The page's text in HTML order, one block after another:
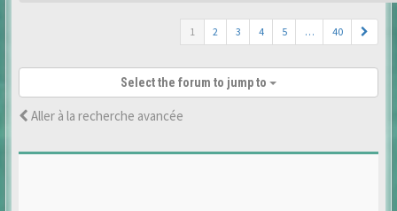
1 2 3 4 5 … 40
Select the forum to jump to
Aller à la recherche avancée